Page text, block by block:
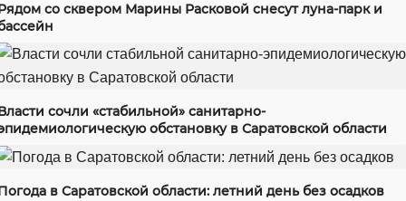
со сквером Марины Расковой снесут луна-парк и
сочли «стабильной» санитарно-
обстановку в Саратовской области
в Саратовской области: летний день без осадков